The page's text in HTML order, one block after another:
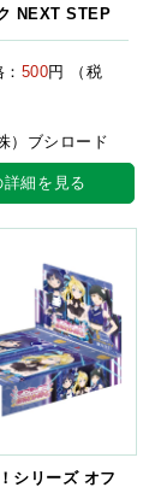
NEXT STEP
500円 （税
）ブシロード
詳細を見る
シリーズ オフ